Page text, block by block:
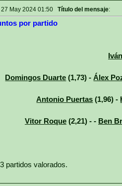
27 May 2024 01:50 Título del mensaje:
por partido
Domingos Duarte (1,73) -Álex
Antonio Puertas (1,96) -
Vitor Roque (2,21) - - Ben
partidos valorados.